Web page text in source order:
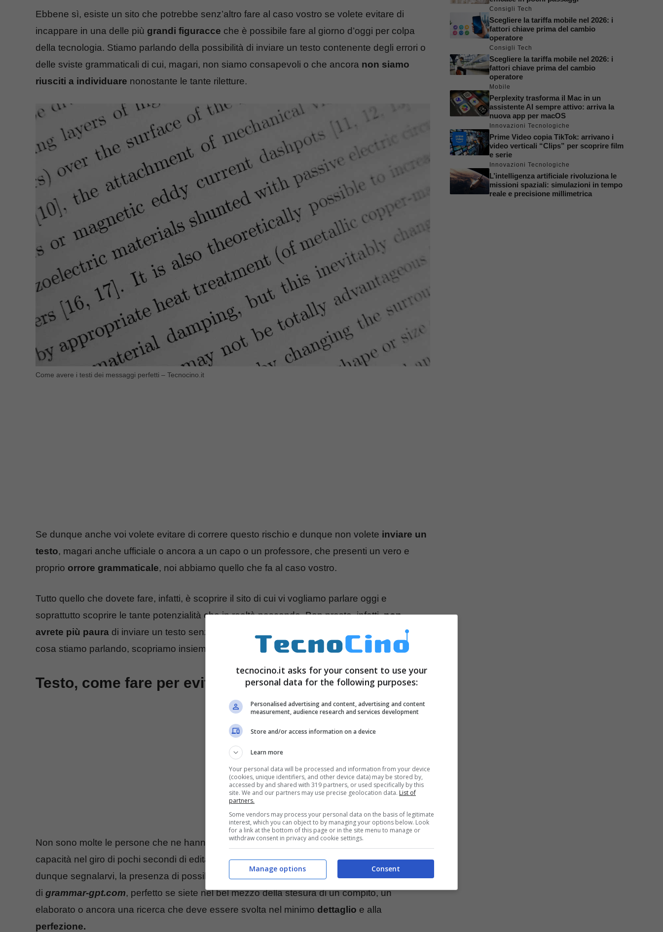
Ebbene sì, esiste un sito che potrebbe senz’altro fare al caso vostro se volete evitare di
incappare in una delle più grandi figuracce che è possibile fare al giorno d’oggi per colpa
della tecnologia. Stiamo parlando della possibilità di inviare un testo contenente degli errori o
delle sviste grammaticali di cui, magari, non siamo consapevoli o che ancora non siamo
riusciti a individuare nonostante le tante riletture.
Come avere i testi dei messaggi perfetti – Tecnocino.it
Se dunque anche voi volete evitare di correre questo rischio e dunque non volete inviare un
testo, magari anche ufficiale o ancora a un capo o un professore, che presenti un vero e
proprio orrore grammaticale, noi abbiamo quello che fa al caso vostro.
Tutto quello che dovete fare, infatti, è scoprire il sito di cui vi vogliamo parlare oggi e
soprattutto scoprire le tante potenzialità che in realtà nasconde. Ben presto, infatti,non
avrete più paura di inviare un testo senza prima averlo riletto almeno quindici volte: ecco di
cosa stiamo parlando, scopriamo insieme di cosa si tratta.
Testo, come fare per evitare gli errori
Non sono molte le persone che ne hanno sentito parlare, ma in realtà esiste un sito che ha la
capacità nel giro di pochi secondi di editare il vostro testo ed eventualmente diindividuare,e
dunque segnalarvi, la presenza di possibili errori grammaticali al suo interno. Stiamo parlando
di grammar-gpt.com, perfetto se siete nel bel mezzo della stesura di un compito, un
elaborato o ancora una ricerca che deve essere svolta nel minimo dettaglio e alla
perfezione.
Consigli Tech
Scegliere la tariffa mobile nel 2026: i
fattori chiave prima del cambio
operatore
Consigli Tech
Scegliere la tariffa mobile nel 2026: i
fattori chiave prima del cambio
operatore
Mobile
Perplexity trasforma il Mac in un
assistente AI sempre attivo: arriva la
nuova app per macOS
Innovazioni Tecnologiche
Prime Video copia TikTok: arrivano i
video verticali “Clips” per scoprire film
e serie
Innovazioni Tecnologiche
L’intelligenza artificiale rivoluziona le
missioni spaziali: simulazioni in tempo
reale e precisione millimetrica
tecnocino.it asks for your consent to use your
personal data for the following purposes:
Personalised advertising and content, advertising and content
measurement, audience research and services development
Store and/or access information on a device
Learn more
Your personal data will be processed and information from your device
(cookies, unique identifiers, and other device data) may be stored by,
accessed by and shared with 319 partners, or used specifically by this
site. We and our partners may use precise geolocation data. List of
partners.
Some vendors may process your personal data on the basis of legitimate
interest, which you can object to by managing your options below. Look
for a link at the bottom of this page or in the site menu to manage or
withdraw consent in privacy and cookie settings.
Consent
Manage options